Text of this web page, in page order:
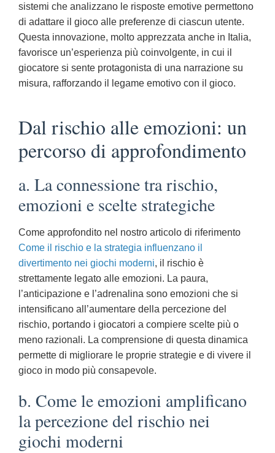
sistemi che analizzano le risposte emotive permettono
di adattare il gioco alle preferenze di ciascun utente.
Questa innovazione, molto apprezzata anche in Italia,
favorisce un’esperienza più coinvolgente, in cui il
giocatore si sente protagonista di una narrazione su
misura, rafforzando il legame emotivo con il gioco.
Dal rischio alle emozioni: un
percorso di approfondimento
a. La connessione tra rischio,
emozioni e scelte strategiche
Come approfondito nel nostro articolo di riferimento
Come il rischio e la strategia influenzano il
divertimento nei giochi moderni, il rischio è
strettamente legato alle emozioni. La paura,
l’anticipazione e l’adrenalina sono emozioni che si
intensificano all’aumentare della percezione del
rischio, portando i giocatori a compiere scelte più o
meno razionali. La comprensione di questa dinamica
permette di migliorare le proprie strategie e di vivere il
gioco in modo più consapevole.
b. Come le emozioni amplificano
la percezione del rischio nei
giochi moderni